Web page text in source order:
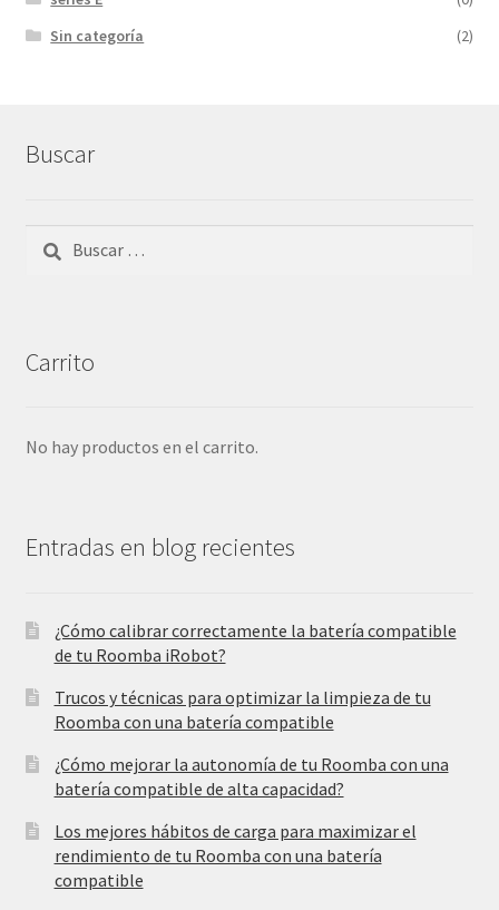
Sin categoría
(2)
Buscar
Buscar:
Carrito
No hay productos en el carrito.
Entradas en blog recientes
¿Cómo calibrar correctamente la batería compatible
de tu Roomba iRobot?
Trucos y técnicas para optimizar la limpieza de tu
Roomba con una batería compatible
¿Cómo mejorar la autonomía de tu Roomba con una
batería compatible de alta capacidad?
Los mejores hábitos de carga para maximizar el
rendimiento de tu Roomba con una batería
compatible